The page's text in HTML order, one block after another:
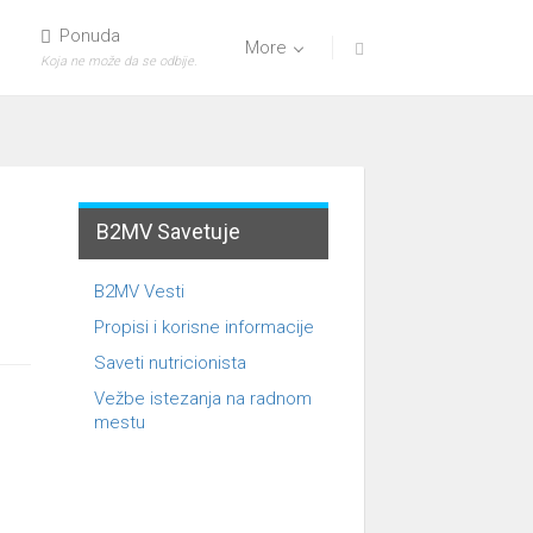
Ponuda
Koja ne može da se odbije.
More
B2MV Savetuje
B2MV Vesti
Propisi i korisne informacije
Saveti nutricionista
Vežbe istezanja na radnom
mestu